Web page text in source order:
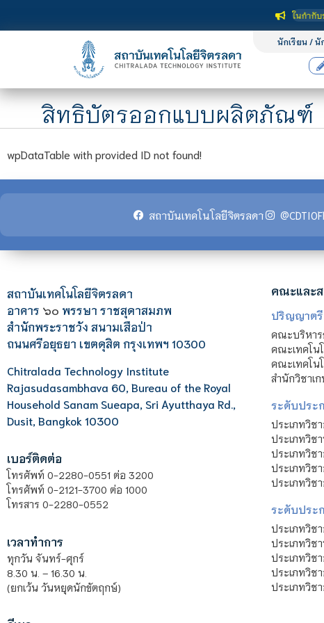
สถาบันเทคโนโลยีจิตรลดา เป็นสถาบันอุดมศึกษาในกำกับข
นักเรียน / นั
สิทธิบัตรออกแบบผลิตภัณฑ์
wpDataTable with provided ID not found!
สถาบันเทคโนโลยีจิตรลดา
สถาบันเทคโนโลยีจิตรลดา
อาคาร ๖๐ พรรษา ราชสุดาสมภพ
สำนักพระราชวัง สนามเสือป่า
ถนนศรีอยุธยา เขตดุสิต กรุงเทพฯ 10300
Chitralada Technology Institute
Rajasudasambhava 60, Bureau of the Royal
Household Sanam Sueapa, Sri Ayutthaya Rd.,
Dusit, Bangkok 10300
เบอร์ติดต่อ
โทรศัพท์ 0-2280-0551 ต่อ 3200
โทรศัพท์ 0-2121-3700 ต่อ 1000
โทรสาร 0-2280-0552
เวลาทำการ
ทุกวัน จันทร์-ศุกร์
8.30 น. – 16.30 น.
(ยกเว้น วันหยุดนักขัตฤกษ์)
คณะและ
ปริญญาตรี
คณะบริหาร
คณะเทคโน
คณะเทคโน
สำนักวิชาเ
ระดับประ
ประเภทวิช
ประเภทวิช
ประเภทวิช
ประเภทวิช
ประเภทวิช
ระดับประ
ประเภทวิช
ประเภทวิช
ประเภทวิช
ประเภทวิช
ประเภทวิช